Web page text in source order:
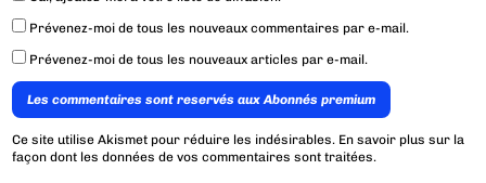
Prévenez-moi de tous les nouveaux commentaires par e-mail.
Prévenez-moi de tous les nouveaux articles par e-mail.
Les commentaires sont reservés aux Abonnés premium
Ce site utilise Akismet pour réduire les indésirables. En savoir plus sur la
façon dont les données de vos commentaires sont traitées.